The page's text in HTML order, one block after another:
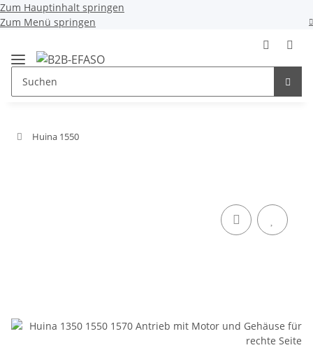
Zum Hauptinhalt springen
Zum Menü springen
Huina 1550